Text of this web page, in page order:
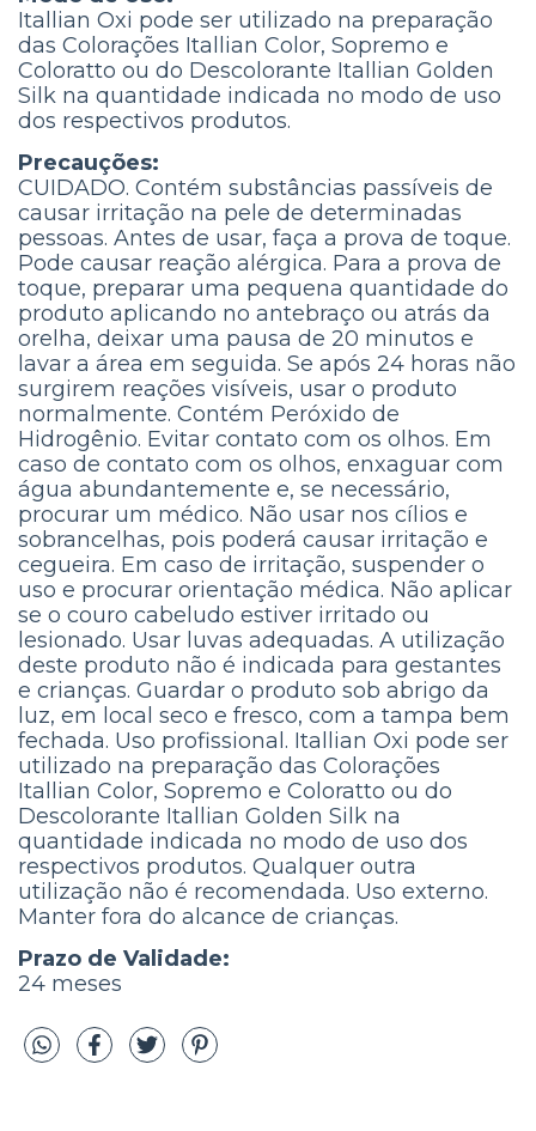
Itallian Oxi pode ser utilizado na preparação
das Colorações Itallian Color, Sopremo e
Coloratto ou do Descolorante Itallian Golden
Silk na quantidade indicada no modo de uso
dos respectivos produtos.
Precauções:
CUIDADO. Contém substâncias passíveis de
causar irritação na pele de determinadas
pessoas. Antes de usar, faça a prova de toque.
Pode causar reação alérgica. Para a prova de
toque, preparar uma pequena quantidade do
produto aplicando no antebraço ou atrás da
orelha, deixar uma pausa de 20 minutos e
lavar a área em seguida. Se após 24 horas não
surgirem reações visíveis, usar o produto
normalmente. Contém Peróxido de
Hidrogênio. Evitar contato com os olhos. Em
caso de contato com os olhos, enxaguar com
água abundantemente e, se necessário,
procurar um médico. Não usar nos cílios e
sobrancelhas, pois poderá causar irritação e
cegueira. Em caso de irritação, suspender o
uso e procurar orientação médica. Não aplicar
se o couro cabeludo estiver irritado ou
lesionado. Usar luvas adequadas. A utilização
deste produto não é indicada para gestantes
e crianças. Guardar o produto sob abrigo da
luz, em local seco e fresco, com a tampa bem
fechada. Uso profissional. Itallian Oxi pode ser
utilizado na preparação das Colorações
Itallian Color, Sopremo e Coloratto ou do
Descolorante Itallian Golden Silk na
quantidade indicada no modo de uso dos
respectivos produtos. Qualquer outra
utilização não é recomendada. Uso externo.
Manter fora do alcance de crianças.
Prazo de Validade:
24 meses